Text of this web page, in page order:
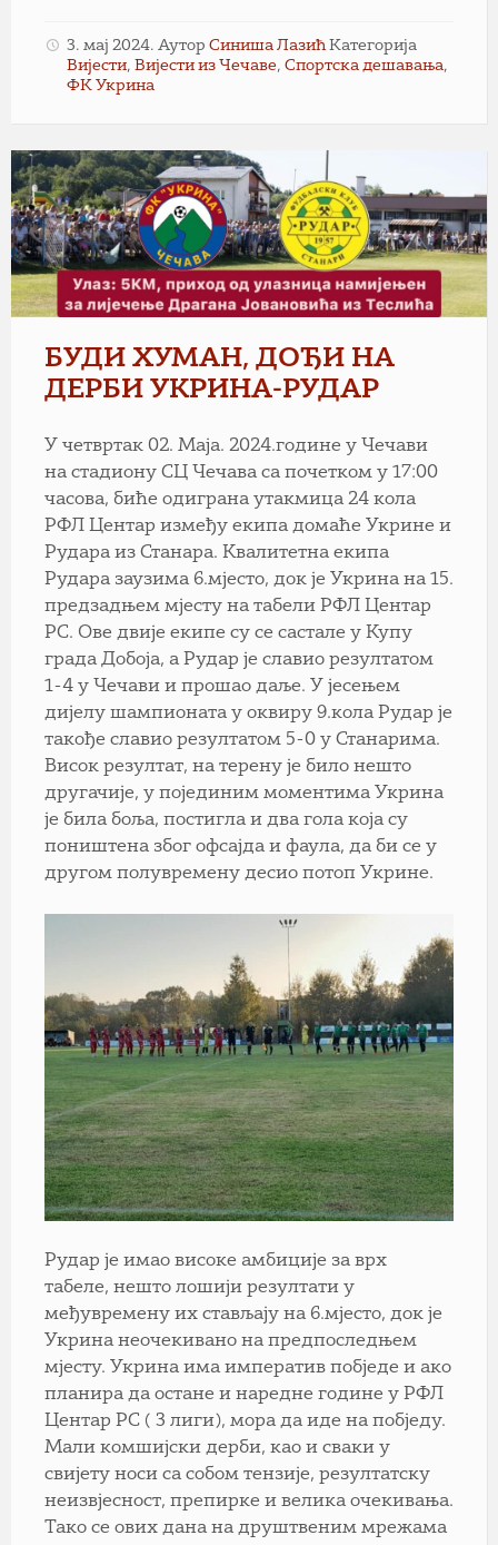
3. мај 2024. Аутор Синиша Лазић Категорија
Вијести, Вијести из Чечаве, Спортска дешавања,
ФК Укрина
БУДИ ХУМАН, ДОЂИ НА
ДЕРБИ УКРИНА-РУДАР
У четвртак 02. Маја. 2024.године у Чечави
на стадиону СЦ Чечава са почетком у 17:00
часова, биће одиграна утакмица 24 кола
РФЛ Центар између екипа домаће Укрине и
Рудара из Станара. Квалитетна екипа
Рудара заузима 6.мјесто, док је Укрина на 15.
предзадњем мјесту на табели РФЛ Центар
РС. Ове двије екипе су се састале у Купу
града Добоја, а Рудар је славио резултатом
1-4 у Чечави и прошао даље. У јесењем
дијелу шампионата у оквиру 9.кола Рудар је
такође славио резултатом 5-0 у Станарима.
Висок резултат, на терену је било нешто
другачије, у појединим моментима Укрина
је била боља, постигла и два гола која су
поништена због офсајда и фаула, да би се у
другом полувремену десио потоп Укрине.
Рудар је имао високе амбиције за врх
табеле, нешто лошији резултати у
међувремену их стављају на 6.мјесто, док је
Укрина неочекивано на предпоследњем
мјесту. Укрина има императив побједе и ако
планира да остане и наредне године у РФЛ
Центар РС ( 3 лиги), мора да иде на побједу.
Мали комшијски дерби, као и сваки у
свијету носи са собом тензије, резултатску
неизвјесност, препирке и велика очекивања.
Тако се ових дана на друштвеним мрежама